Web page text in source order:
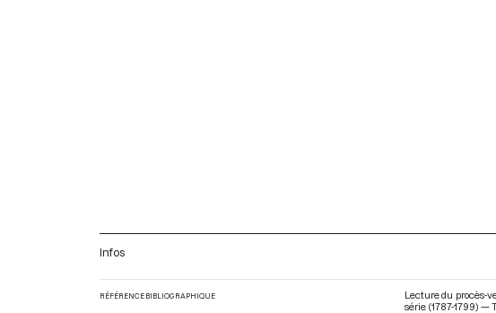
Infos
RÉFÉRENCE BIBLIOGRAPHIQUE
Lecture du procès-
série (1787-1799) —